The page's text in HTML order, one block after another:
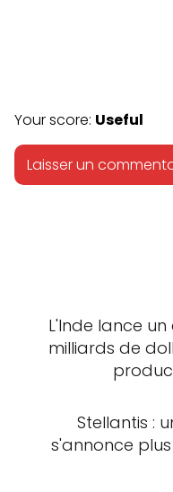
Your score: Useful
L'Inde lance
milliards de
Stellantis :
s'annonce